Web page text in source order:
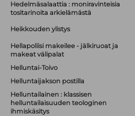
Hedelmäsalaattia : moniravinteisia
tositarinoita arkielämästä
Heikkouden ylistys
Hellapoliisi makeilee - jälkiruoat ja
makeat välipalat
Helluntai-Toivo
Helluntaijakson postilla
Helluntailainen : klassisen
helluntailaisuuden teologinen
ihmiskäsitys